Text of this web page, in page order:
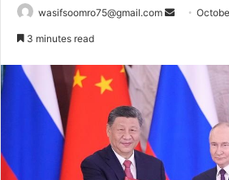
wasifsoomro75@gmail.com
Send
3 minutes read